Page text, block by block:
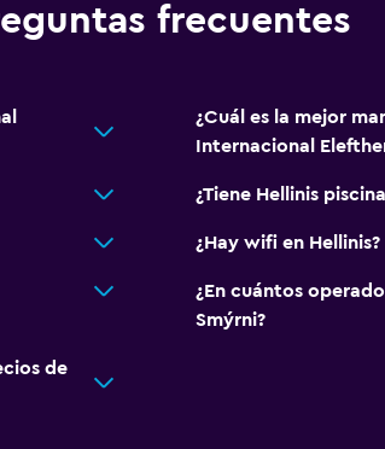
frecuentes
¿Cuál es la mejor
Internacional
¿Tiene Hellinis
¿Hay wifi en Hellinis?
¿En cuántos
Smýrni?
de